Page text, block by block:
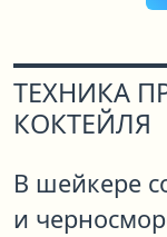
ТЕХНИКА
КОКТЕЙЛЯ
В шейкере
и